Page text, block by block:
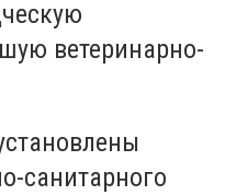
ветеринарно-
санитарного